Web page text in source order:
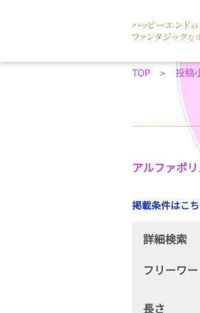
TOP 投稿
アルファポ
掲載条件はこ
詳細検索
フリーワ
長さ